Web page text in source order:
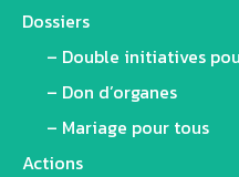
Dossiers
– Double initiatives
– Don d’organes
– Mariage pour tous
Actions